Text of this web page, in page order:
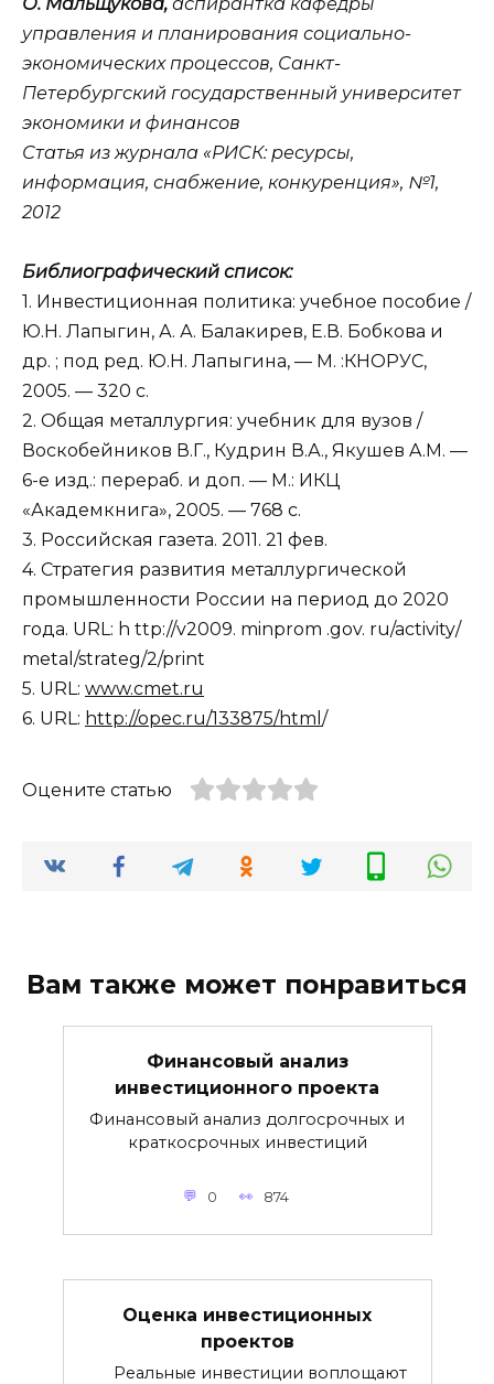
управления и планирования социально-
экономических процессов, Санкт-
Петербургский государственный университет
экономики и финансов
Статья из журнала «РИСК: ресурсы,
информация, снабжение, конкуренция», №1,
2012
Библиографический список:
1. Инвестиционная политика: учебное пособие /
Ю.Н. Лапыгин, А. А. Балакирев, Е.В. Бобкова и
др. ; под ред. Ю.Н. Лапыгина, — М. :КНОРУС,
2005. — 320 с.
2. Общая металлургия: учебник для вузов /
Воскобейников В.Г., Кудрин В.А., Якушев A.M. —
6-е изд.: перераб. и доп. — М.: ИКЦ
«Академкнига», 2005. — 768 с.
3. Российская газета. 2011. 21 фев.
4. Стратегия развития металлургической
промышленности России на период до 2020
года. URL: h ttp://v2009. minprom .gov. ru/activity/
metal/strateg/2/print
5. URL: www.cmet.ru
6. URL: http://opec.ru/133875/html /
Оцените статью
Вам также может понравиться
Финансовый анализ
инвестиционного проекта
Финансовый анализ долгосрочных и
краткосрочных инвестиций
0 874
Оценка инвестиционных
проектов
Реальные инвестиции воплощают